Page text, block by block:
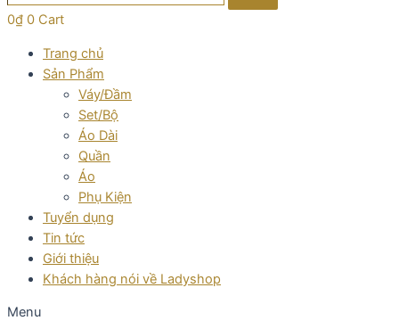
kiếm
…
0₫ 0 Cart
Trang chủ
Sản Phẩm
Váy/Đầm
Set/Bộ
Áo Dài
Quần
Áo
Phụ Kiện
Tuyển dụng
Tin tức
Giới thiệu
Khách hàng nói về Ladyshop
Menu